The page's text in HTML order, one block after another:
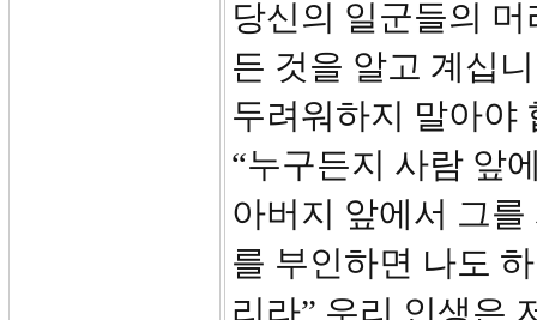
당신의 일군들의
든 것을 알고 계십
두려워하지 말아야
“누구든지 사람 앞
아버지 앞에서 그
를 부인하면 나도
리라” 우리 인생은